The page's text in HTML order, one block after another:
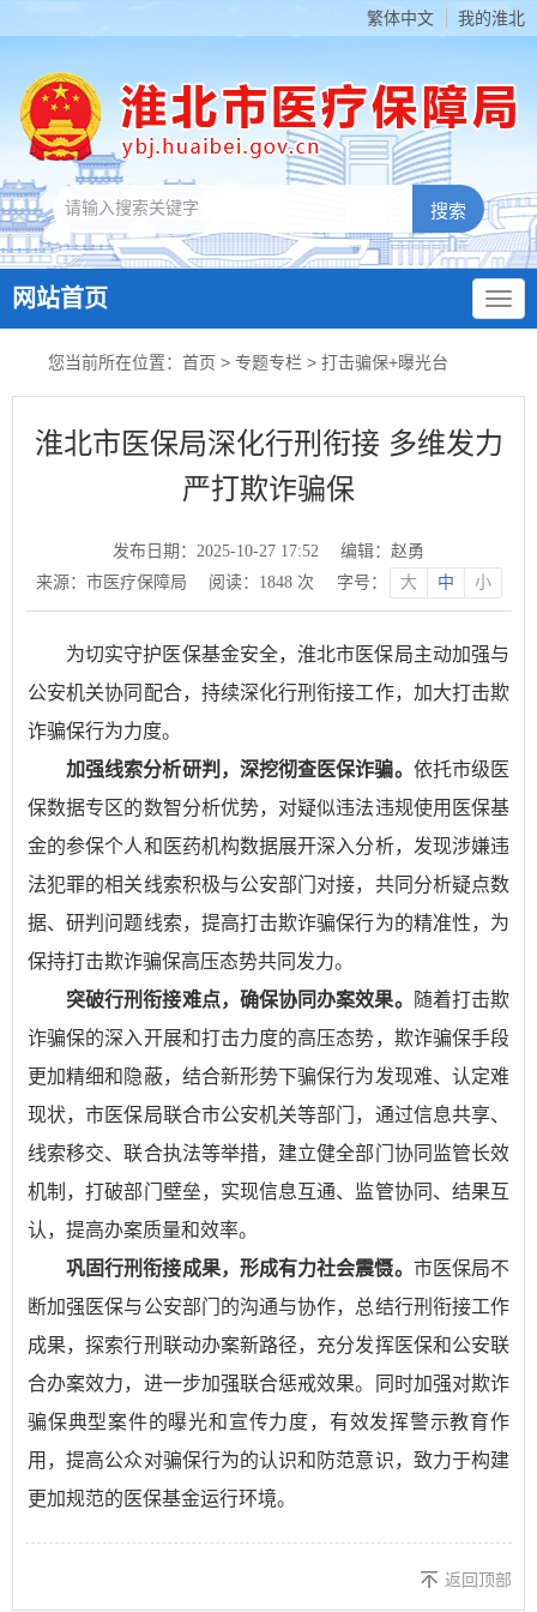
繁体中文 我的淮北
网站首页
您当前所在位置： 首页 > 专题专栏 > 打击骗保+曝光台
淮北市医保局深化行刑衔接 多维发力
严打欺诈骗保
发布日期：2025-10-27 17:52
编辑：赵勇
来源：市医疗保障局
阅读： 1848次 字号： 大 中 小
为切实守护医保基金安全，淮北市医保局主动加强与
公安机关协同配合，持续深化行刑衔接工作，加大打击欺
诈骗保行为力度。
加强线索分析研判，深挖彻查医保诈骗。 依托市级医
保数据专区的数智分析优势，对疑似违法违规使用医保基
金的参保个人和医药机构数据展开深入分析，发现涉嫌违
法犯罪的相关线索积极与公安部门对接，共同分析疑点数
据、研判问题线索，提高打击欺诈骗保行为的精准性，为
保持打击欺诈骗保高压态势共同发力。
突破行刑衔接难点，确保协同办案效果。
随着打击欺
诈骗保的深入开展和打击力度的高压态势，欺诈骗保手段
更加精细和隐蔽，结合新形势下骗保行为发现难、认定难
现状，市医保局联合市公安机关等部门，通过信息共享、
线索移交、联合执法等举措，建立健全部门协同监管长效
机制，打破部门壁垒，实现信息互通、监管协同、结果互
认，提高办案质量和效率。
巩固行刑衔接成果，形成有力社会震慑。 市医保局不
断加强医保与公安部门的沟通与协作，总结行刑衔接工作
成果，探索行刑联动办案新路径，充分发挥医保和公安联
合办案效力，进一步加强联合惩戒效果。同时加强对欺诈
骗保典型案件的曝光和宣传力度，有效发挥警示教育作
用，提高公众对骗保行为的认识和防范意识，致力于构建
更加规范的医保基金运行环境。
返回顶部